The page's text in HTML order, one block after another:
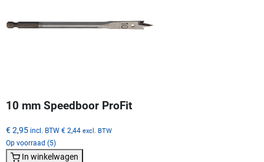
10 mm Speedboor ProFit
€ 2,95 incl. BTW € 2,44 excl. BTW
Op voorraad (5)
In winkelwagen